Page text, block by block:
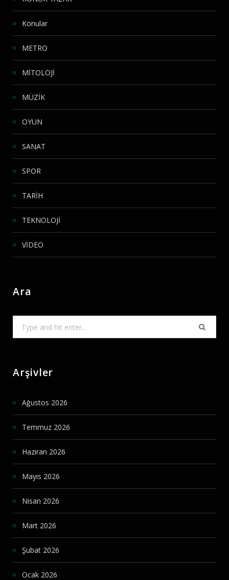
Konular
METRO
MİTOLOJİ
MÜZİK
OYUN
SANAT
SPOR
TARİH
TEKNOLOJİ
VİDEO
Ara
Arşivler
Ağustos 2026
Temmuz 2026
Haziran 2026
Mayıs 2026
Nisan 2026
Mart 2026
Şubat 2026
Ocak 2026